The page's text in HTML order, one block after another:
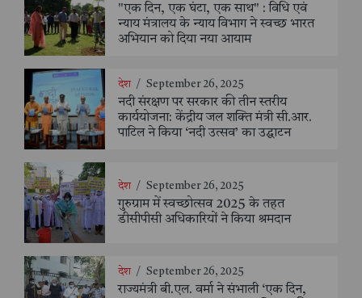
"एक दिन, एक घंटा, एक साथ" : विधि एवं
न्याय मंत्रालय के न्याय विभाग ने स्वच्छ भारत
अभियान को दिया नया आयाम
देश / September 26, 2025
नदी संरक्षण पर सरकार की तीन स्तरीय
कार्ययोजना: केंद्रीय जल शक्ति मंत्री सी.आर.
पाटिल ने किया ‘नदी उत्सव’ का उद्घाटन
देश / September 26, 2025
गुरुग्राम में स्वच्छोत्सव 2025 के तहत
डीसीपीसी अधिकारियों ने किया श्रमदान
देश / September 26, 2025
राज्यमंत्री बी.एल. वर्मा ने संभाली ‘एक दिन,